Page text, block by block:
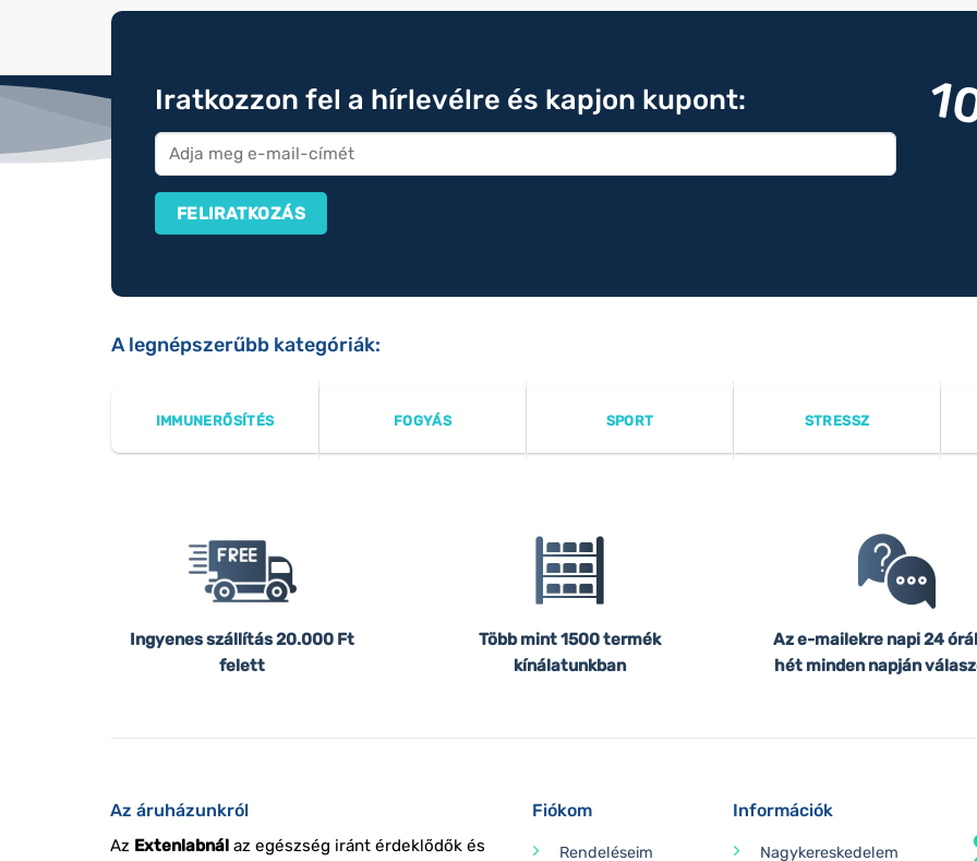
Iratkozzon fel a hírlevélre és kapjon kupont:
A legnépszerűbb kategóriák:
IMMUNERŐSÍTÉS FOGYÁS SPORT STRESSZ
Ingyenes szállítás20.000 Ft
felett
Több mint 1500 termék
kínálatunkban
Az e-mailekre napi 24
hét minden napján
Az áruházunkról
Az Extenlabnálaz egészség iránt érdeklődők és
Fiókom
Rendeléseim
Információk
Nagykereskedelem